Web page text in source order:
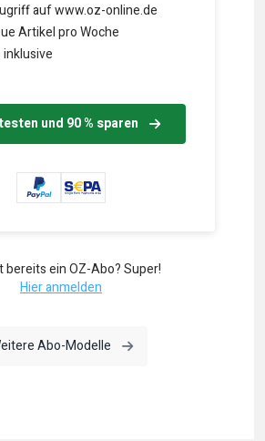
auf www.oz-online.de
Artikel pro Woche
und 90 % sparen
bereits ein OZ-Abo? Super!
Hier anmelden
Abo-Modelle